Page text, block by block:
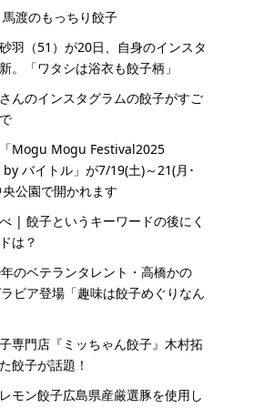
渡のもっちり餃子
羽（51）が20日、自身のインスタ
。「ワタシは浴衣も餃子柄」
んのインスタグラムの餃子がすご
Mogu Mogu Festival2025
バイトル」が7/19(土)～21(月･
公園で開かれます
| 餃子というキーワードの後にく
は？
のベテランタレント・高橋かの
ラビア登場「趣味は餃子めぐりなん
専門店『ミッちゃん餃子』木村拓
餃子が話題！
モン餃子広島県産厳選豚を使用し